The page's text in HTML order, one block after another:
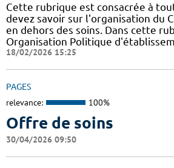
Cette rubrique est consacrée à
devez savoir sur l'organisation du
en dehors des soins. Dans cette
Organisation Politique
18/02/2026 15:25
PAGES
relevance: 100%
Offre de soins
30/04/2026 09:50